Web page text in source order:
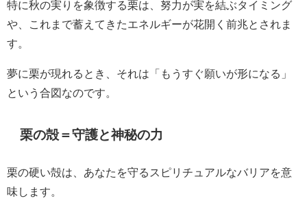
特に秋の実りを象徴する栗は、努力が実を結ぶタイミング
や、これまで蓄えてきたエネルギーが花開く前兆とされま
す。
夢に栗が現れるとき、それは「もうすぐ願いが形になる」
という合図なのです。
栗の殻＝守護と神秘の力
栗の硬い殻は、あなたを守るスピリチュアルなバリアを意
味します。